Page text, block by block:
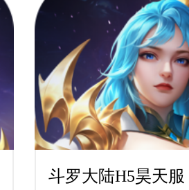
斗罗大陆H5昊天服